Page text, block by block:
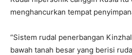
menghancurkan tempat
“Sistem rudal penerbangan
bawah tanah besar yang berisi